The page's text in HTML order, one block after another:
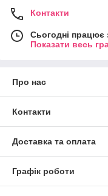
Контакти
Сьогодні працює
Показати весь
Про нас
Контакти
Доставка та оплата
Графік роботи